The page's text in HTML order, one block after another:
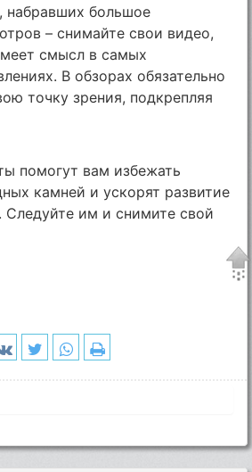
набравших большое
– снимайте свои видео,
смысл в самых
В обзорах обязательно
точку зрения, подкрепляя
помогут вам избежать
камней и ускорят развитие
Следуйте им и снимите свой